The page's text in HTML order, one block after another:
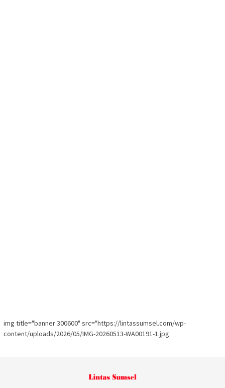
img title="banner 300600" src="https://lintassumsel.com/wp-
content/uploads/2026/05/IMG-20260513-WA00191-1.jpg